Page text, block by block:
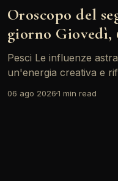
Oroscopo del
giorno Giovedì,
Pesci Le influenze astrali di oggi portano
un'energia creativa e
incoraggiandoti a
06 ago 20261 min read